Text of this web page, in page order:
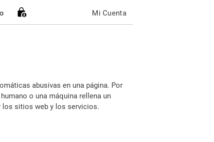
Mi Cuenta
abusivas en una página. Por
o una máquina rellena un
los sitios web y los servicios.